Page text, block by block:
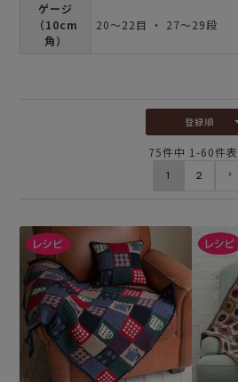
ゲージ
（10cm
角）
20～22目 ・ 27～29段
登録順
75件中 1 -60件
1 2